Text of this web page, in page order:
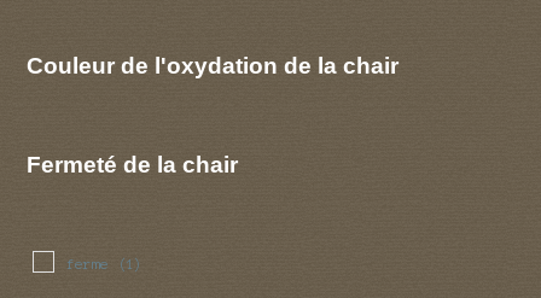
Couleur de l'oxydation de la chair
Fermeté de la chair
ferme (1)